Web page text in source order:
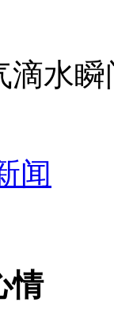
滴水
闻
情